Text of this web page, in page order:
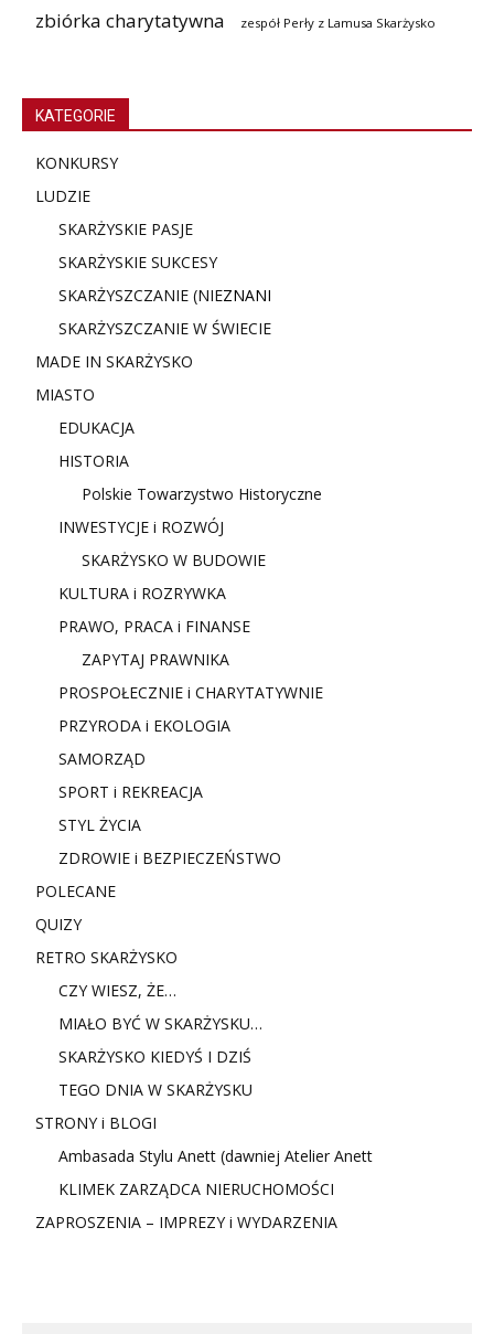
zbiórka charytatywna zespół Perły z Lamusa Skarżysko
KATEGORIE
KONKURSY
LUDZIE
SKARŻYSKIE PASJE
SKARŻYSKIE SUKCESY
SKARŻYSZCZANIE (NIEZNANI
SKARŻYSZCZANIE W ŚWIECIE
MADE IN SKARŻYSKO
MIASTO
EDUKACJA
HISTORIA
Polskie Towarzystwo Historyczne
INWESTYCJE i ROZWÓJ
SKARŻYSKO W BUDOWIE
KULTURA i ROZRYWKA
PRAWO, PRACA i FINANSE
ZAPYTAJ PRAWNIKA
PROSPOŁECZNIE i CHARYTATYWNIE
PRZYRODA i EKOLOGIA
SAMORZĄD
SPORT i REKREACJA
STYL ŻYCIA
ZDROWIE i BEZPIECZEŃSTWO
POLECANE
QUIZY
RETRO SKARŻYSKO
CZY WIESZ, ŻE…
MIAŁO BYĆ W SKARŻYSKU…
SKARŻYSKO KIEDYŚ I DZIŚ
TEGO DNIA W SKARŻYSKU
STRONY i BLOGI
Ambasada Stylu Anett (dawniej Atelier Anett
KLIMEK ZARZĄDCA NIERUCHOMOŚCI
ZAPROSZENIA – IMPREZY i WYDARZENIA